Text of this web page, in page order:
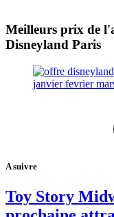
Meilleurs prix de
Disneyland Paris
A suivre
Toy Story